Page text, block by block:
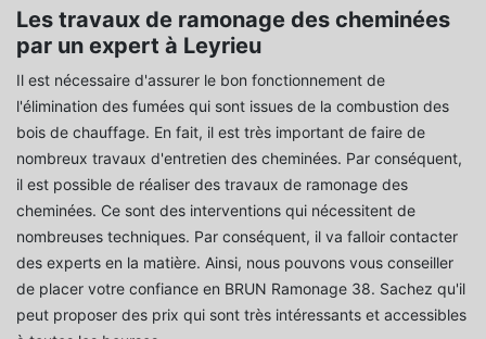
Les travaux de ramonage des cheminées
par un expert à Leyrieu
Il est nécessaire d'assurer le bon fonctionnement de
l'élimination des fumées qui sont issues de la combustion des
bois de chauffage. En fait, il est très important de faire de
nombreux travaux d'entretien des cheminées. Par conséquent,
il est possible de réaliser des travaux de ramonage des
cheminées. Ce sont des interventions qui nécessitent de
nombreuses techniques. Par conséquent, il va falloir contacter
des experts en la matière. Ainsi, nous pouvons vous conseiller
de placer votre confiance en BRUN Ramonage 38. Sachez qu'il
peut proposer des prix qui sont très intéressants et accessibles